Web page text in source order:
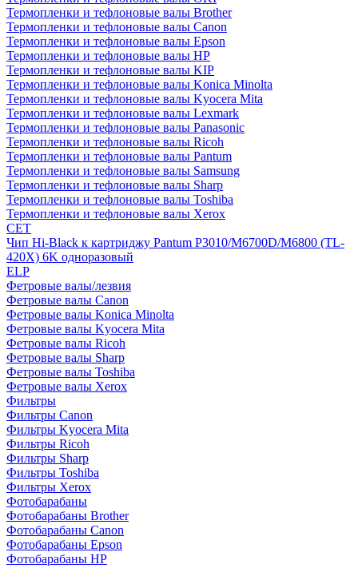
Термопленки и тефлоновые валы Brother
Термопленки и тефлоновые валы Canon
Термопленки и тефлоновые валы Epson
Термопленки и тефлоновые валы HP
Термопленки и тефлоновые валы KIP
Термопленки и тефлоновые валы Konica Minolta
Термопленки и тефлоновые валы Kyocera Mita
Термопленки и тефлоновые валы Lexmark
Термопленки и тефлоновые валы Panasonic
Термопленки и тефлоновые валы Ricoh
Термопленки и тефлоновые валы Pantum
Термопленки и тефлоновые валы Samsung
Термопленки и тефлоновые валы Sharp
Термопленки и тефлоновые валы Toshiba
Термопленки и тефлоновые валы Xerox
CET
Чип Hi-Black к картриджу Pantum P3010/M6700D/M6800 (TL-
420X) 6K одноразовый
ELP
Фетровые валы/лезвия
Фетровые валы Canon
Фетровые валы Konica Minolta
Фетровые валы Kyocera Mita
Фетровые валы Ricoh
Фетровые валы Sharp
Фетровые валы Toshiba
Фетровые валы Xerox
Фильтры
Фильтры Canon
Фильтры Kyocera Mita
Фильтры Ricoh
Фильтры Sharp
Фильтры Toshiba
Фильтры Xerox
Фотобарабаны
Фотобарабаны Brother
Фотобарабаны Canon
Фотобарабаны Epson
Фотобарабаны HP